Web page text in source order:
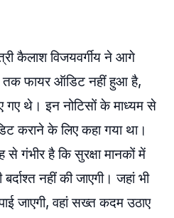
कैलाश विजयवर्गीय ने आगे
तक फायर ऑडिट नहीं हुआ है,
गए थे। इन नोटिसों के माध्यम से
कराने के लिए कहा गया था।
से गंभीर है कि सुरक्षा मानकों में
नहीं की जाएगी। जहां भी
जाएगी, वहां सख्त कदम उठाए